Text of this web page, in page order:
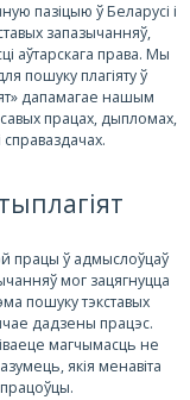
пазіцыю ў Беларусі і
запазычанняў,
аўтарскага права. Мы
пошуку плагіяту ў
дапамагае нашым
працах, дыпломах,
працы ў адмыслоўцаў
мог зацягнуцца
пошуку тэкставых
дадзены працэс.
магчымасць не
якія менавіта